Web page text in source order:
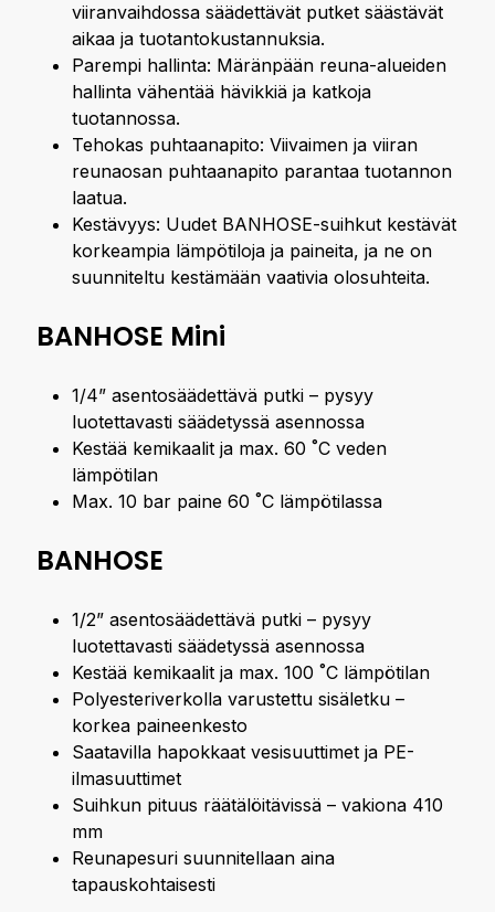
viiranvaihdossa säädettävät putket säästävät
aikaa ja tuotantokustannuksia.
Parempi hallinta: Märänpään reuna-alueiden
hallinta vähentää hävikkiä ja katkoja
tuotannossa.
Tehokas puhtaanapito: Viivaimen ja viiran
reunaosan puhtaanapito parantaa tuotannon
laatua.
Kestävyys: Uudet BANHOSE-suihkut kestävät
korkeampia lämpötiloja ja paineita, ja ne on
suunniteltu kestämään vaativia olosuhteita.
BANHOSE Mini
1/4” asentosäädettävä putki – pysyy
luotettavasti säädetyssä asennossa
Kestää kemikaalit ja max. 60 ˚C veden
lämpötilan
Max. 10 bar paine 60 ˚C lämpötilassa
BANHOSE
1/2” asentosäädettävä putki – pysyy
luotettavasti säädetyssä asennossa
Kestää kemikaalit ja max. 100 ˚C lämpötilan
Polyesteriverkolla varustettu sisäletku –
korkea paineenkesto
Saatavilla hapokkaat vesisuuttimet ja PE-
ilmasuuttimet
Suihkun pituus räätälöitävissä – vakiona 410
mm
Reunapesuri suunnitellaan aina
tapauskohtaisesti